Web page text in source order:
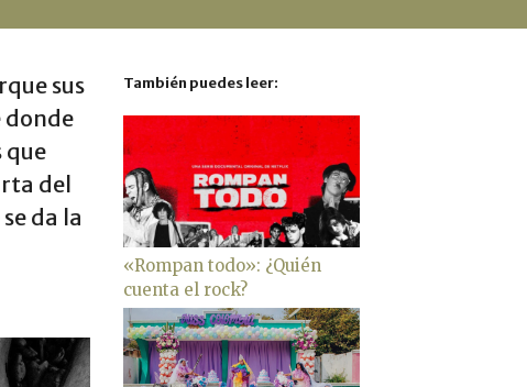
sus
donde
que
del
da la
También puedes leer:
«Rompan todo»: ¿Quién
cuenta el rock?